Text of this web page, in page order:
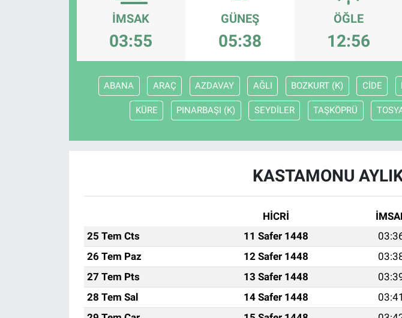
İMSAK
03:55
GÜNEŞ
05:38
ÖĞLE
12:56
ABANA ARAÇ AZDAVAY AĞLI BOZKURT (K) CİDE
KÜRE PINARBAŞI (K) SEYDİLER TAŞKÖPRÜ
KASTAMONU
HİCRİ
25 Tem Cts
11 Safer 1448
26 Tem Paz
12 Safer 1448
27 Tem Pts
13 Safer 1448
28 Tem Sal
14 Safer 1448 03:41